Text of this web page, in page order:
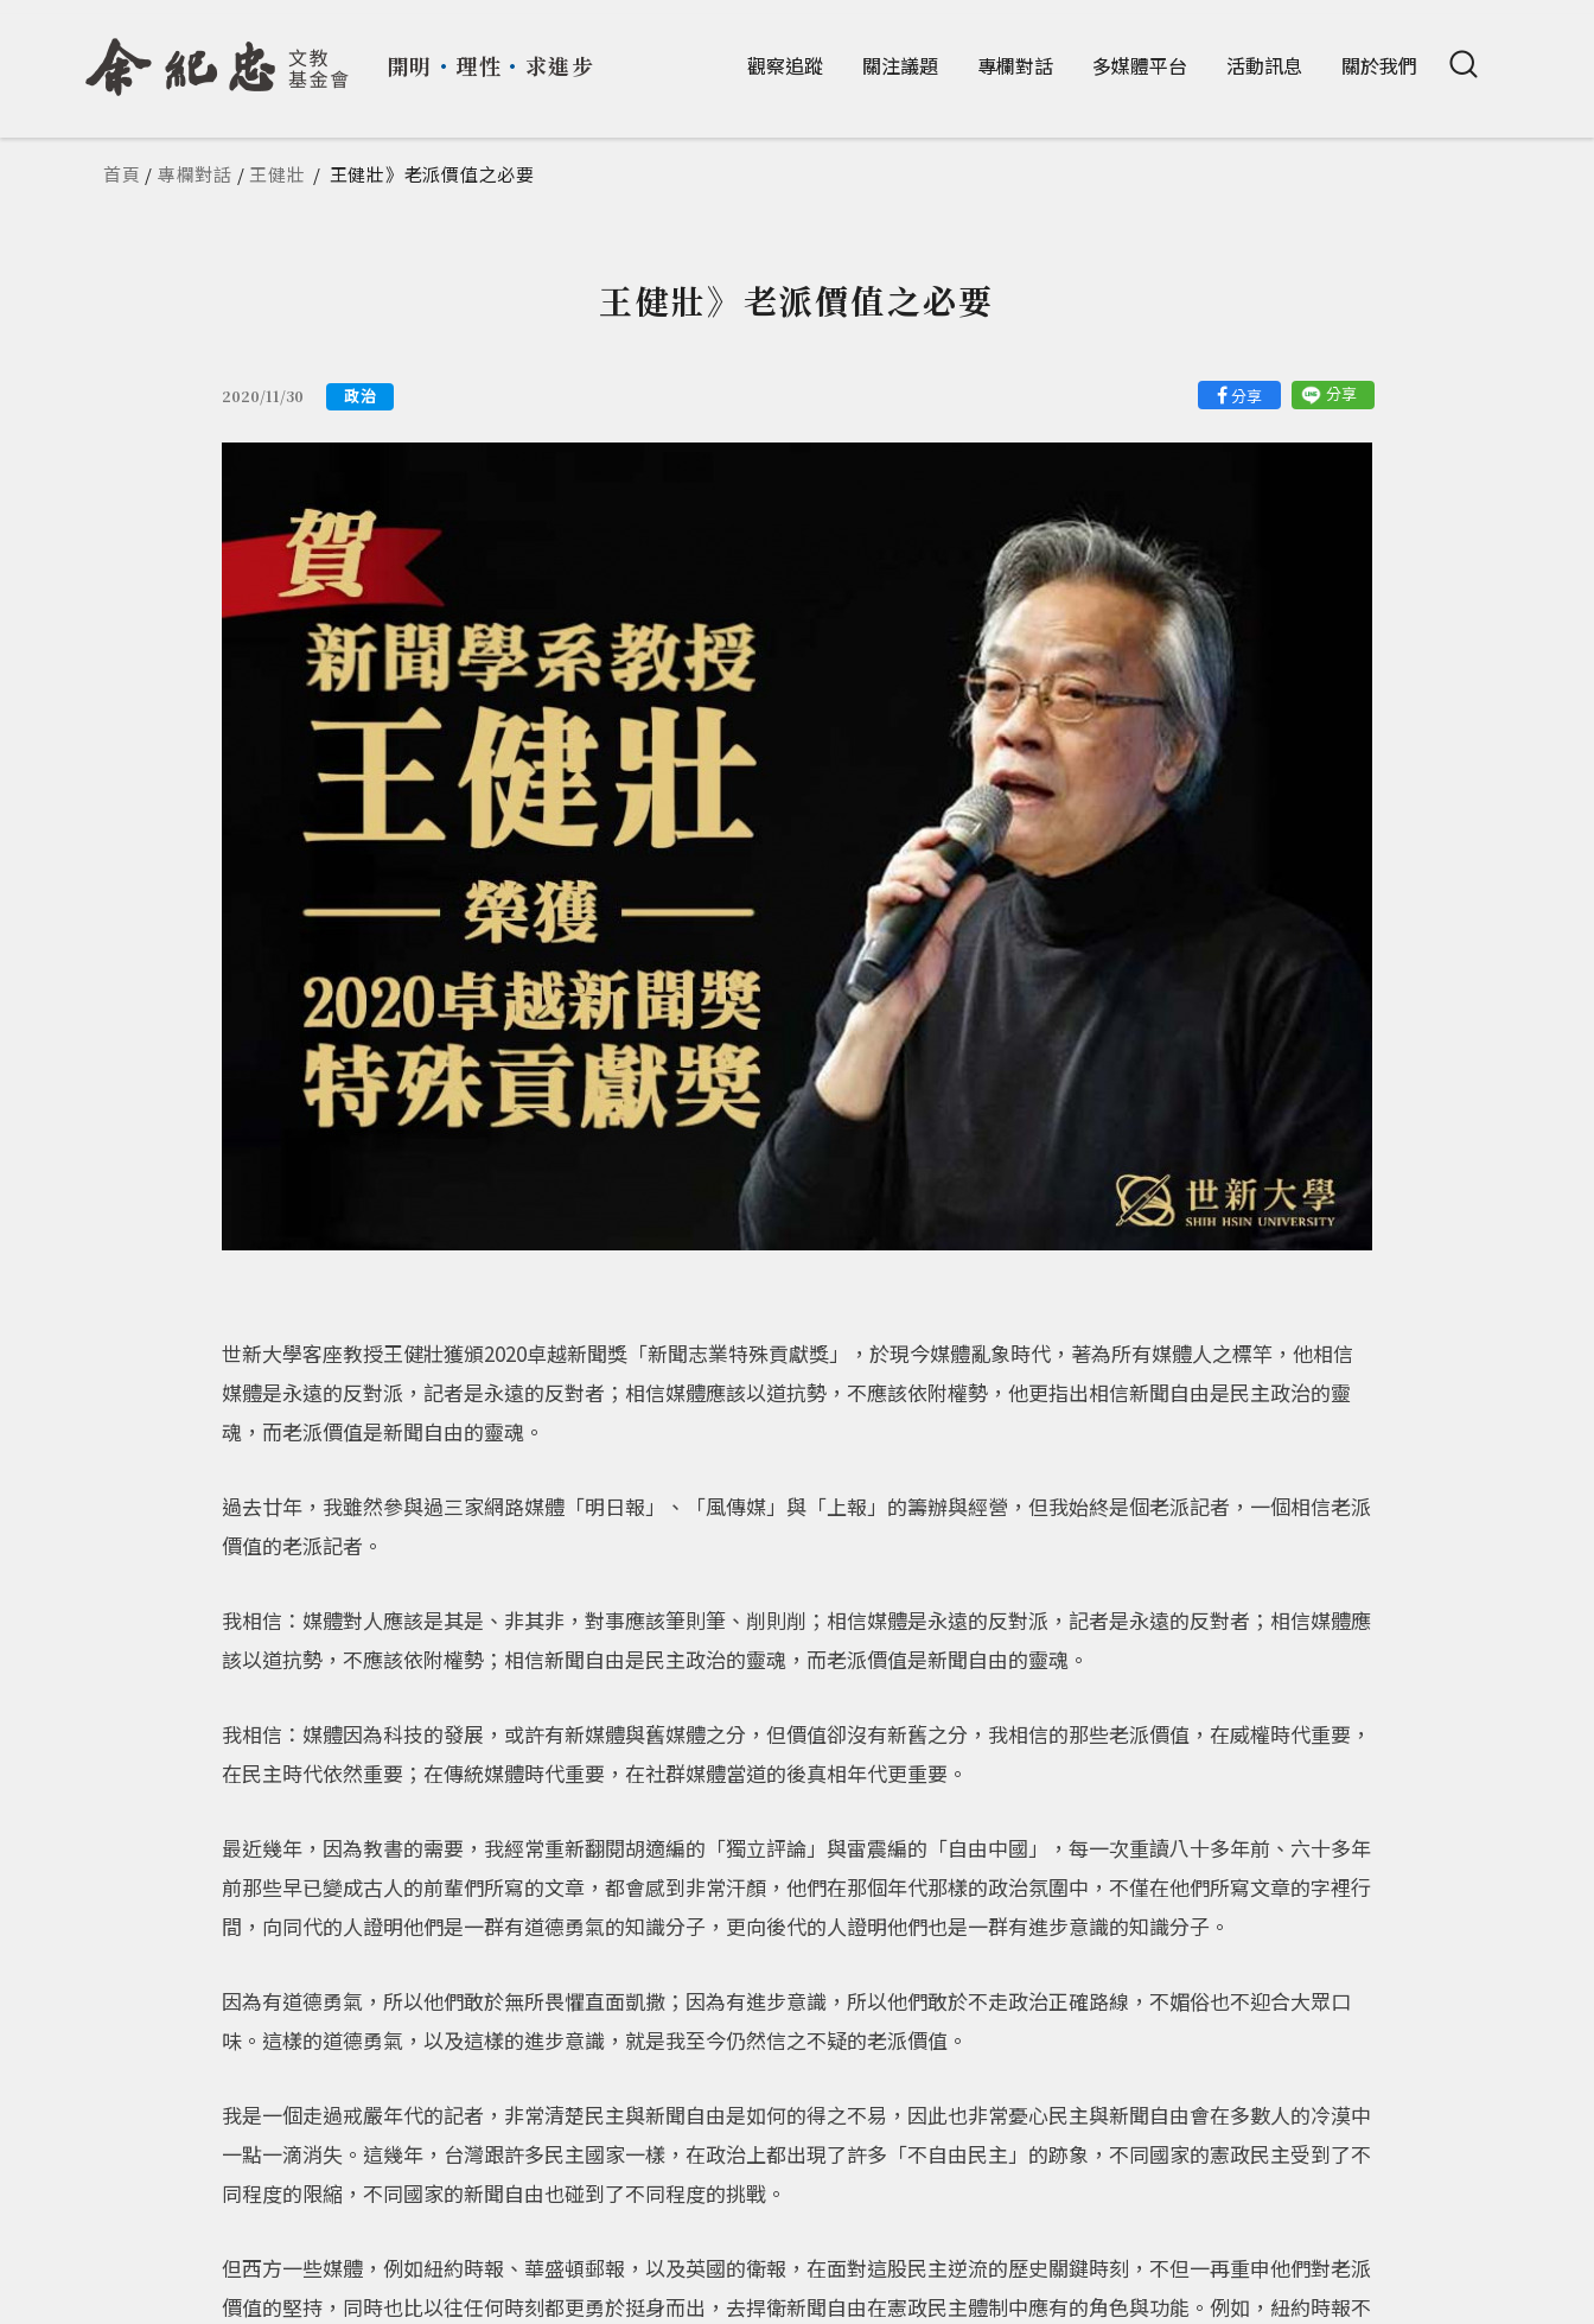
開明 ・ 理性 ・ 求進步 觀察追蹤 關注議題 專欄對話 多媒體平台 活動訊息 關於我們
您在這裡
首頁 / 專欄對話 / 王健壯 / 王健壯》老派價值之必要
王健壯》老派價值之必要
2020/11/30 分享 分享
政治
世新大學客座教授王健壯獲頒2020卓越新聞獎「新聞志業特殊貢獻獎」，於現今媒體亂象時代，著為所有媒體人之標竿，他相信
媒體是永遠的反對派，記者是永遠的反對者；相信媒體應該以道抗勢，不應該依附權勢，他更指出相信新聞自由是民主政治的靈
魂，而老派價值是新聞自由的靈魂。
過去廿年，我雖然參與過三家網路媒體「明日報」、「風傳媒」與「上報」的籌辦與經營，但我始終是個老派記者，一個相信老派
價值的老派記者。
我相信：媒體對人應該是其是、非其非，對事應該筆則筆、削則削；相信媒體是永遠的反對派，記者是永遠的反對者；相信媒體應
該以道抗勢，不應該依附權勢；相信新聞自由是民主政治的靈魂，而老派價值是新聞自由的靈魂。
我相信：媒體因為科技的發展，或許有新媒體與舊媒體之分，但價值卻沒有新舊之分，我相信的那些老派價值，在威權時代重要，
在民主時代依然重要；在傳統媒體時代重要，在社群媒體當道的後真相年代更重要。
最近幾年，因為教書的需要，我經常重新翻閱胡適編的「獨立評論」與雷震編的「自由中國」，每一次重讀八十多年前、六十多年
前那些早已變成古人的前輩們所寫的文章，都會感到非常汗顏，他們在那個年代那樣的政治氛圍中，不僅在他們所寫文章的字裡行
間，向同代的人證明他們是一群有道德勇氣的知識分子，更向後代的人證明他們也是一群有進步意識的知識分子。
因為有道德勇氣，所以他們敢於無所畏懼直面凱撒；因為有進步意識，所以他們敢於不走政治正確路線，不媚俗也不迎合大眾口
味。這樣的道德勇氣，以及這樣的進步意識，就是我至今仍然信之不疑的老派價值。
我是一個走過戒嚴年代的記者，非常清楚民主與新聞自由是如何的得之不易，因此也非常憂心民主與新聞自由會在多數人的冷漠中
一點一滴消失。這幾年，台灣跟許多民主國家一樣，在政治上都出現了許多「不自由民主」的跡象，不同國家的憲政民主受到了不
同程度的限縮，不同國家的新聞自由也碰到了不同程度的挑戰。
但西方一些媒體，例如紐約時報、華盛頓郵報，以及英國的衛報，在面對這股民主逆流的歷史關鍵時刻，不但一再重申他們對老派
價值的堅持，同時也比以往任何時刻都更勇於挺身而出，去捍衛新聞自由在憲政民主體制中應有的角色與功能。例如，紐約時報不